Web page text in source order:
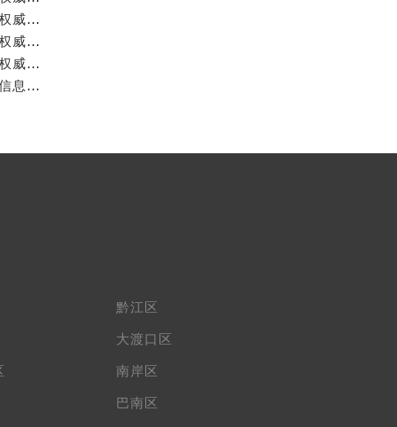
重庆雷达官方售后服务中心｜服务热线及全部网点地址权威信息公示（2026年7月最新）
重庆雷达官方售后服务中心｜官方电话和完整维修地址权威信息公示（2026年7月最新）
重庆雷达官方售后服务中心｜网点地址与售后服务电话权威信息公示（2026年7月最新）
重庆雷达官方售后服务中心｜全新地址与官方电话权威信息公示（2026年7月最新）
黔江区
大渡口区
南岸区
巴南区